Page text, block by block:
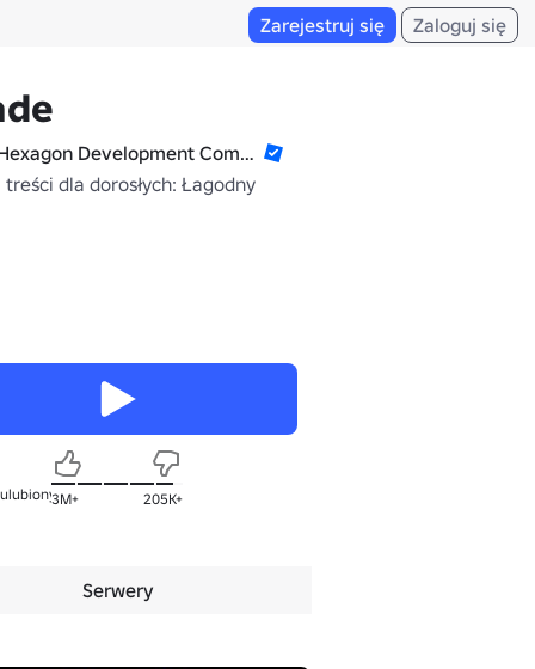
Zarejestruj się Zaloguj się
Hexagon Development Community
treści dla dorosłych: Łagodny
3M+ 205K+
Serwery